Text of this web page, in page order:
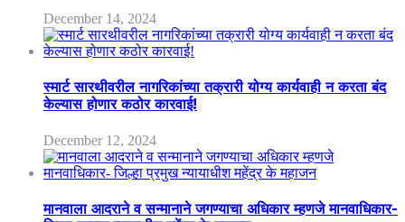
December 14, 2024
स्मार्ट सारथीवरील नागरिकांच्या तक्रारी योग्य कार्यवाही न करता बंद
केल्यास होणार कठोर कारवाई!
December 12, 2024
मानवाला आदराने व सन्मानाने जगण्याचा अधिकार म्हणजे मानवाधिकार-